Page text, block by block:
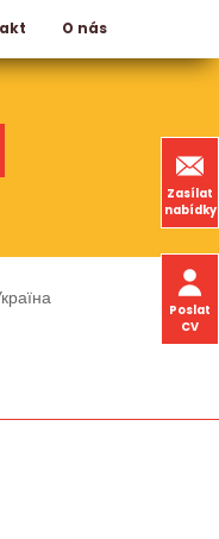
O nás
Zasílat
nabídky
Poslat
CV